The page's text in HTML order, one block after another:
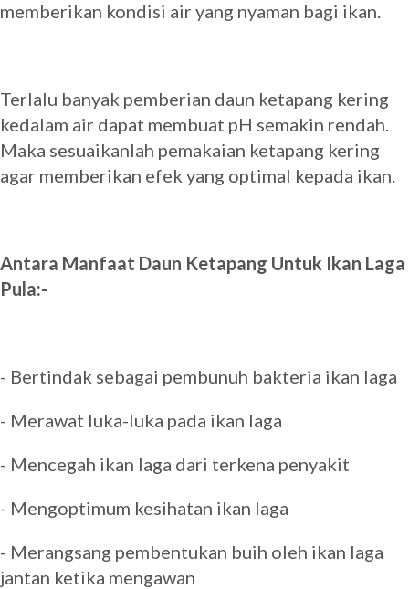
memberikan kondisi air yang nyaman bagi ikan.
Terlalu banyak pemberian daun ketapang kering
kedalam air dapat membuat pH semakin rendah.
Maka sesuaikanlah pemakaian ketapang kering
agar memberikan efek yang optimal kepada ikan.
Antara Manfaat Daun Ketapang Untuk Ikan Laga
Pula:-
- Bertindak sebagai pembunuh bakteria ikan laga
- Merawat luka-luka pada ikan laga
- Mencegah ikan laga dari terkena penyakit
- Mengoptimum kesihatan ikan laga
- Merangsang pembentukan buih oleh ikan laga
jantan ketika mengawan